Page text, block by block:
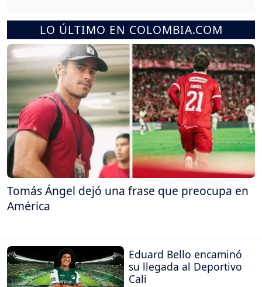
LO ÚLTIMO EN COLOMBIA.COM
Tomás Ángel dejó una frase que preocupa en
América
Eduard Bello encaminó
su llegada al Deportivo
Cali